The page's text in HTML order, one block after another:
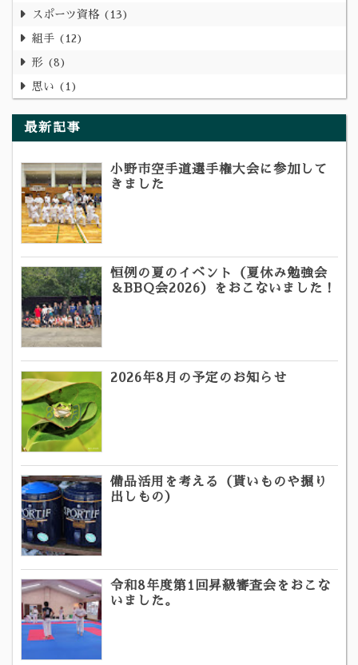
スポーツ資格 13
組手 12
形 8
思い 1
最新記事
小野市空手道選手権大会に参加して
きました
恒例の夏のイベント（夏休み勉強会
＆BBQ会2026）をおこないました！
2026年8月の予定のお知らせ
備品活用を考える（貰いものや掘り
出しもの）
令和8年度第1回昇級審査会をおこな
いました。